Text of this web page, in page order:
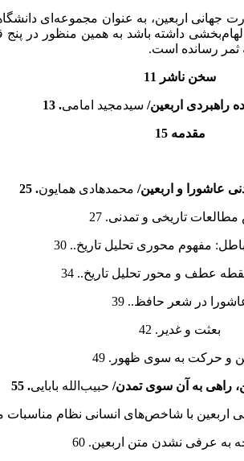
جهانی اربعین، به عنوان مجموعه‌ای
داشته باشد به همین منظور در
سخن ناشر 11
راهبردی اربعین/ سیدمجید امامی.
13
مقدمه 15
عاشورا و اربعین/ محمدهادی همایون.
25
تاریخی و تمدنی. 27
مفهوم محوری تحلیل تاریخ.. 30
عطف و محور تحلیل تاریخ.. 34
در شعر حافظ.. 39
بعثت و غدیر. 42
و حرکت به سوی ظهور. 49
راهی به ‌آن سوی تمدن/ حبیب‌الله بابایی.
55
اربعین با شاخص‌های انسانی نظام مناسبات
به عرفی نشدن متن اربعین. 60